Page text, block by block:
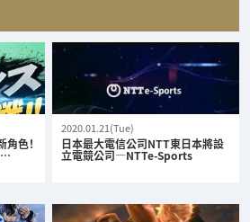
色！
…
2020.01.21(Tue)
日本最大電信公司NTT東日本將設
立電競公司—NTTe-Sports